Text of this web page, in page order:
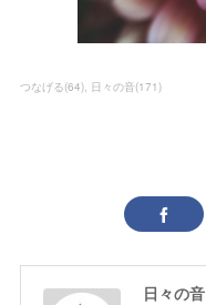
つなげる(64) 日々の音(171)
日々の音